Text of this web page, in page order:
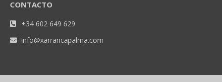
CONTACTO
+34 602 649 629
info@xarrancapalma.com